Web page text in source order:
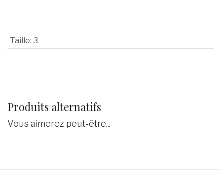
Taille: 3
Produits alternatifs
Vous aimerez peut-être...